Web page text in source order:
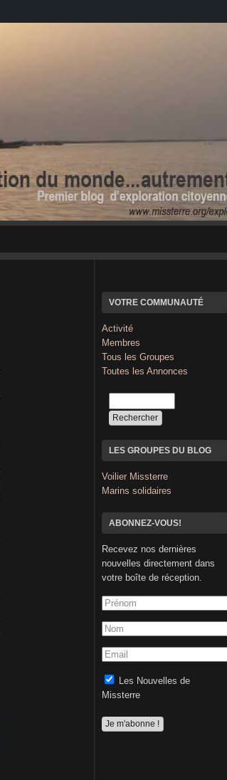
VOTRE COMMUNAUTÉ
Activité
Membres
Tous les Groupes
Toutes les Annonces
LES GROUPES DU BLOG
Voilier Missterre
Marins solidaires
ABONNEZ-VOUS!
Recevez nos dernières
nouvelles directement dans
votre boîte de réception.
Les Nouvelles de
Missterre